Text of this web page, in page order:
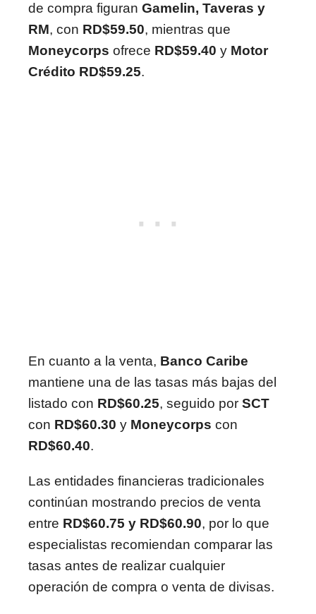
de compra figuran Gamelin, Taveras y
RM, con RD$59.50, mientras que
Moneycorps ofrece RD$59.40 y Motor
Crédito RD$59.25.
En cuanto a la venta, Banco Caribe
mantiene una de las tasas más bajas del
listado con RD$60.25, seguido por SCT
con RD$60.30 y Moneycorps con
RD$60.40.
Las entidades financieras tradicionales
continúan mostrando precios de venta
entre RD$60.75 y RD$60.90, por lo que
especialistas recomiendan comparar las
tasas antes de realizar cualquier
operación de compra o venta de divisas.